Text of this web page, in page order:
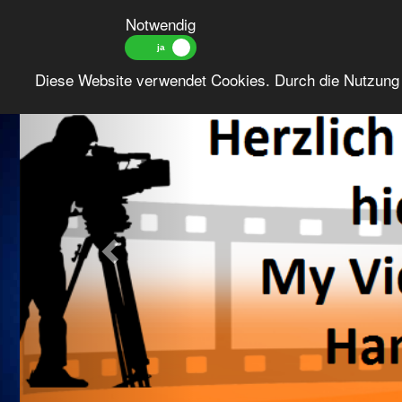
Notwendig
Diese Website verwendet Cookies. Durch die
Previous